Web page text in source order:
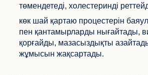
төмендетеді, холестеринді
көк шай қартаю процестерін
пен қантамырларды нығайтады,
қорғайды, мазасыздықты
жұмысын жақсартады.